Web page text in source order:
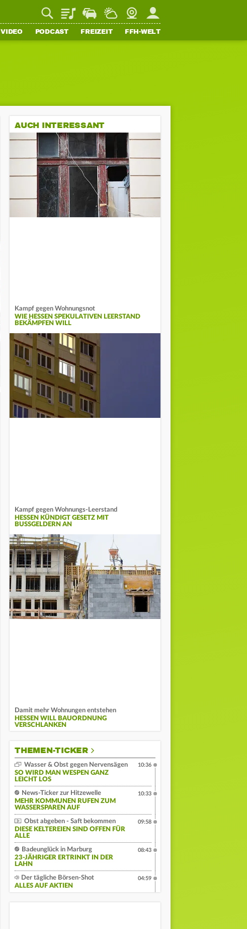
PlaylistStaupilotWetterWebcamMein FFH
VIDEO PODCAST FREIZEIT FFH-WELT
AUCH INTERESSANT
Kampf gegen Wohnungsnot
WIE HESSEN SPEKULATIVEN LEERSTAND
BEKÄMPFEN WILL
Kampf gegen Wohnungs-Leerstand
HESSEN KÜNDIGT GESETZ MIT
BUSSGELDERN AN
Damit mehr Wohnungen entstehen
HESSEN WILL BAUORDNUNG
VERSCHLANKEN
THEMEN-TICKER
Wasser & Obst gegen Nervensägen
SO WIRD MAN WESPEN GANZ
LEICHT LOS
10:36
News-Ticker zur Hitzewelle
MEHR KOMMUNEN RUFEN ZUM
WASSERSPAREN AUF
10:33
Obst abgeben - Saft bekommen
DIESE KELTEREIEN SIND OFFEN FÜR
ALLE
09:58
Badeunglück in Marburg
23-JÄHRIGER ERTRINKT IN DER
LAHN
08:43
Der tägliche Börsen-Shot
ALLES AUF AKTIEN
04:59